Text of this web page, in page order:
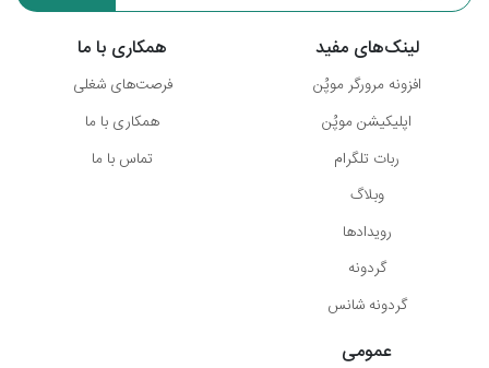
لینک‌های مفید
افزونه مرورگر موپُن
اپلیکیشن موپُن
ربات تلگرام
وبلاگ
رویدادها
گردونه
گردونه شانس
همکاری با ما
فرصت‌های شغلی
همکاری با ما
تماس با ما
عمومی